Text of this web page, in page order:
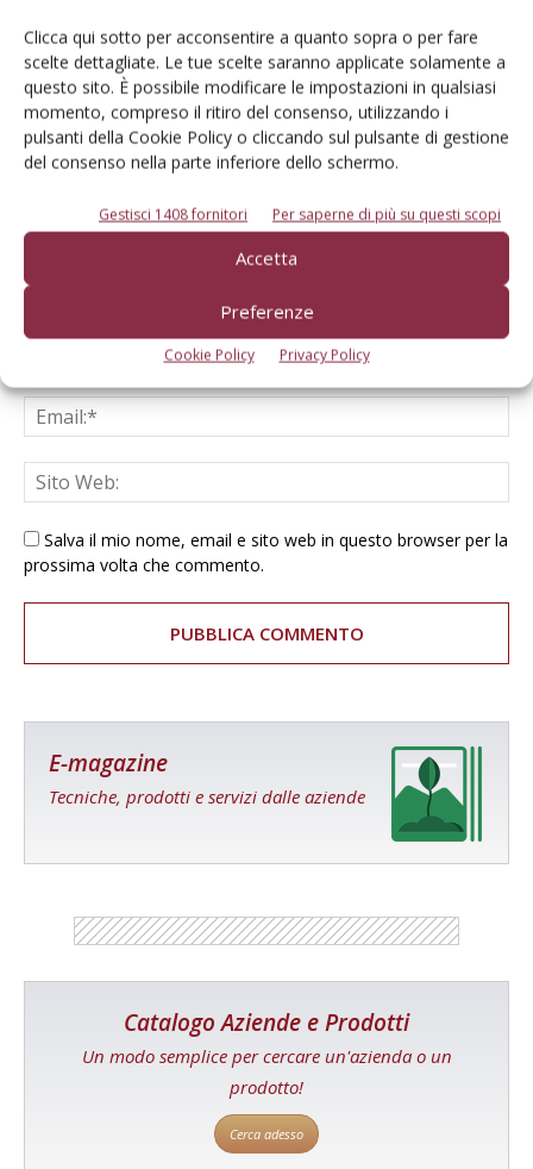
Clicca qui sotto per acconsentire a quanto sopra o per fare
scelte dettagliate. Le tue scelte saranno applicate solamente a
questo sito. È possibile modificare le impostazioni in qualsiasi
momento, compreso il ritiro del consenso, utilizzando i
pulsanti della Cookie Policy o cliccando sul pulsante di gestione
del consenso nella parte inferiore dello schermo.
Gestisci 1408 fornitori Per saperne di più su questi scopi
Accetta
Preferenze
Cookie Policy Privacy Policy
LASCIA UN COMMENTO
Salva il mio nome, email e sito web in questo browser per la
prossima volta che commento.
E-magazine
Tecniche, prodotti e servizi dalle aziende
Catalogo Aziende e Prodotti
Un modo semplice per cercare un'azienda o un
prodotto!
Cerca adesso